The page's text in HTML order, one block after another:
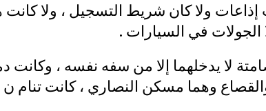
إذاعات ولا كان شريط التسجيل ، ولا
الجولات في السيارات .
لا يدخلهما إلا من سفه نفسه ،
وهما مسكن النصاري ، كانت تنام ن